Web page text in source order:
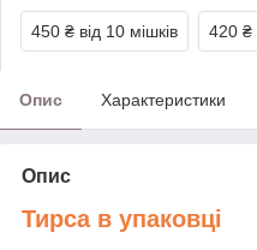
450 ₴ від 10 мішків 420 ₴
Опис Характеристики
Опис
Тирса в упаковці